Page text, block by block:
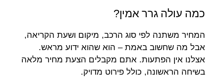
כמה עולה גרר אמין?
המחיר משתנה לפי סוג הרכב, מיקום ושעת הקריאה,
אבל מה שחשוב באמת – הוא שהוא ידוע מראש.
אצלנו אין הפתעות. אתם מקבלים הצעת מחיר מלאה
בשיחה הראשונה, כולל פירוט מדויק.